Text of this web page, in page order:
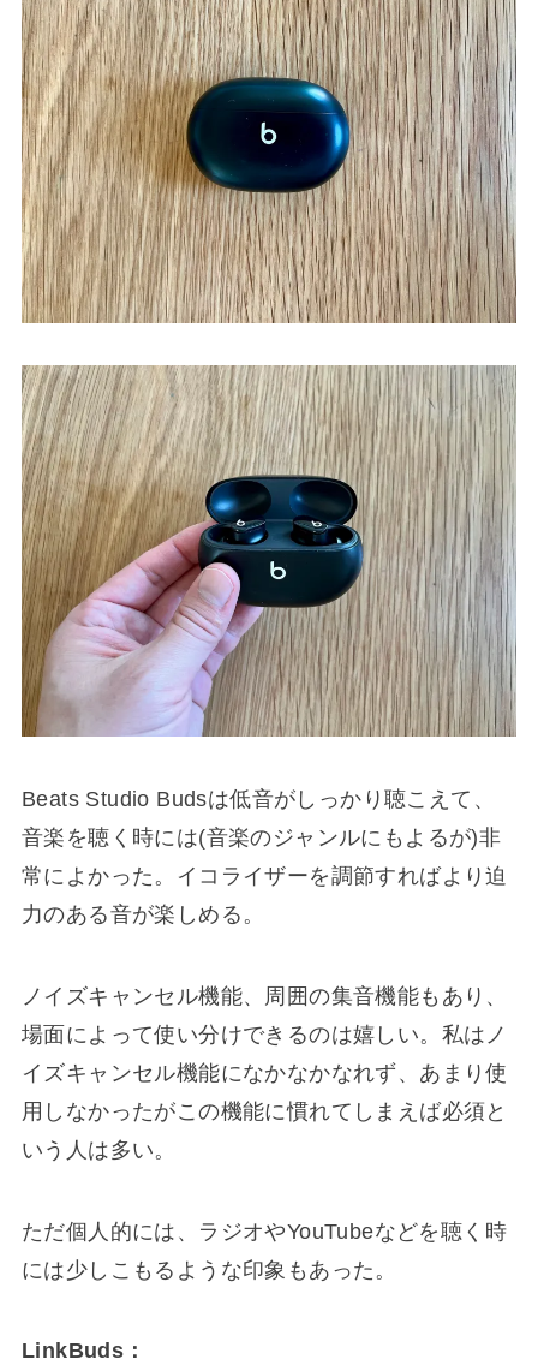
Beats Studio Budsは低音がしっかり聴こえて、
音楽を聴く時には(音楽のジャンルにもよるが)非
常によかった。イコライザーを調節すればより迫
力のある音が楽しめる。
ノイズキャンセル機能、周囲の集音機能もあり、
場面によって使い分けできるのは嬉しい。私はノ
イズキャンセル機能になかなかなれず、あまり使
用しなかったがこの機能に慣れてしまえば必須と
いう人は多い。
ただ個人的には、ラジオやYouTubeなどを聴く時
には少しこもるような印象もあった。
LinkBuds：